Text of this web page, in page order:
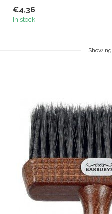
€4,36
In stock
Showing